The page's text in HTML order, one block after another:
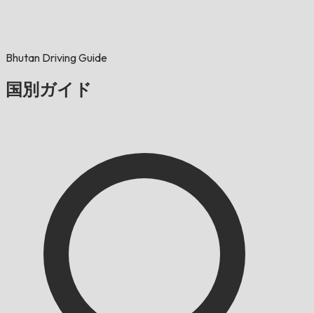
Bhutan Driving Guide
国別ガイド